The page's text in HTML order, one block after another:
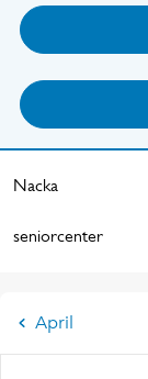
Nacka
seniorcenter
April